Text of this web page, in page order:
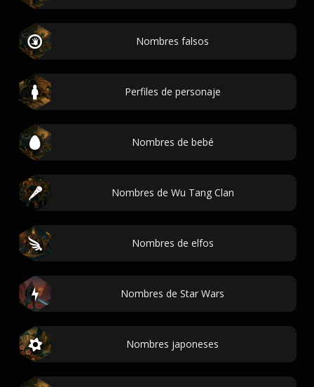
Nombres falsos
Perfiles de personaje
Nombres de bebé
Nombres de Wu Tang Clan
Nombres de elfos
Nombres de Star Wars
Nombres japoneses